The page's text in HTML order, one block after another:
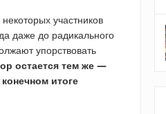
участников
даже до радикального
упорствовать
остается тем же —
итоге